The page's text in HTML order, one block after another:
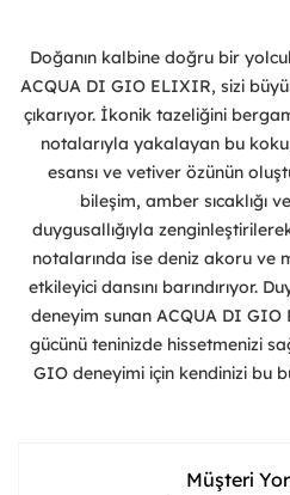
Doğanın kalbine doğru bir
ACQUA DI GIO ELIXIR, sizi
çıkarıyor. İkonik tazeliğini
notalarıyla yakalayan bu
esansı ve vetiver özünün
bileşim, amber sıcaklığı
duygusallığıyla
notalarında ise deniz akoru ve
etkileyici dansını barındırıyor.
deneyim sunan ACQUA DI GIO
gücünü teninizde hissetmenizi
GIO deneyimi için kendinizi bu
Müşteri